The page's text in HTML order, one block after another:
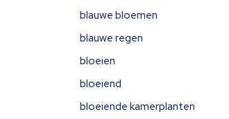
blauwe bloemen
blauwe regen
bloeien
bloeiend
bloeiende kamerplanten